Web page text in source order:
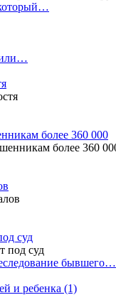
более 360 000
суд
бывшего…
и ребенка (1)